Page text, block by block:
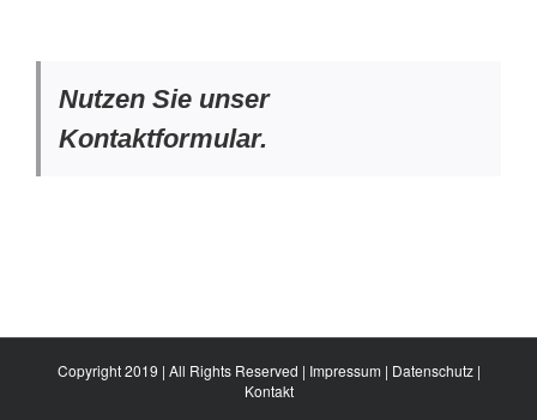
Nutzen Sie unser
Kontaktformular.
Copyright 2019 | All Rights Reserved | Impressum | Datenschutz|
Kontakt